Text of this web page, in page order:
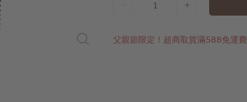
1
父親節限定！超商取貨滿588免運費